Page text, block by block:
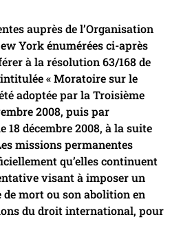
auprès de l’Organisation
York énumérées ci-après
à la résolution 63/168 de
intitulée « Moratoire sur le
adoptée par la Troisième
2008, puis par
18 décembre 2008, à la suite
missions permanentes
qu’elles continuent
visant à imposer un
mort ou son abolition en
du droit international, pour